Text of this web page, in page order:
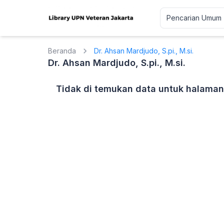
Beranda Dr. Ahsan Mardjudo, S.pi., M.si.
Dr. Ahsan Mardjudo, S.pi., M.si.
Tidak di temukan data untuk